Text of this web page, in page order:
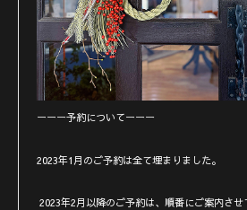
ーーー予約についてーーー
2023年1月のご予約は全て埋まりました。
2023年2月以降のご予約は、順番にご案内させ